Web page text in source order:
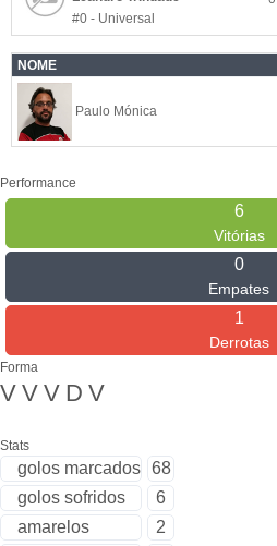
#0 - Universal
NOME
Paulo Mónica
Performance
6
Vitórias
0
Empates
1
Derrotas
Forma
V V V D V
Stats
golos marcados 68
golos sofridos
6
amarelos
2